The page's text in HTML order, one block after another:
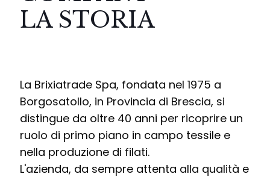
LA STORIA
La Brixiatrade Spa, fondata nel 1975 a
Borgosatollo, in Provincia di Brescia, si
distingue da oltre 40 anni per ricoprire un
ruolo di primo piano in campo tessile e
nella produzione di filati.
L'azienda, da sempre attenta alla qualità e